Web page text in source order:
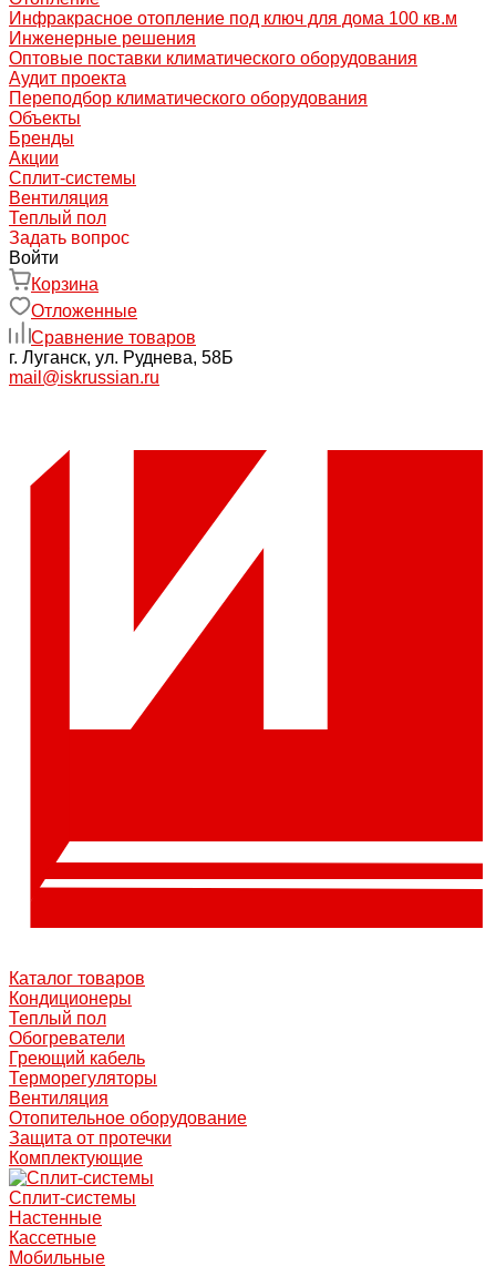
Инфракрасное отопление под ключ для дома 100 кв.м
Инженерные решения
Оптовые поставки климатического оборудования
Аудит проекта
Переподбор климатического оборудования
Объекты
Бренды
Акции
Сплит-системы
Вентиляция
Теплый пол
Задать вопрос
Войти
Корзина
Отложенные
Сравнение товаров
г. Луганск, ул. Руднева, 58Б
mail@iskrussian.ru
Каталог товаров
Кондиционеры
Теплый пол
Обогреватели
Греющий кабель
Терморегуляторы
Вентиляция
Отопительное оборудование
Защита от протечки
Комплектующие
Сплит-системы
Настенные
Кассетные
Мобильные